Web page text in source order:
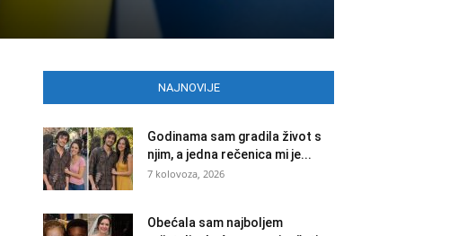
NAJNOVIJE
Godinama sam gradila život s
njim, a jedna rečenica mi je...
7 kolovoza, 2026
Obećala sam najboljem